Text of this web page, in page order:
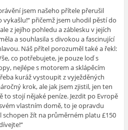
jsem našeho přítele přerušil
vykašlu!“ přičemž jsem uhodil pěstí do
z jejího pohledu a záblesku v jejích
a souhlasila s divokou a fascinující
Náš přítel porozuměl také a řekl:
co potřebujete, je pouze loď s
nejlépe s motorem a sklápěcím
kuráž vystoupit z vyježděných
krok, ale jak jsem zjistil, jen ten
to stojí nějaké peníze. Jezdit po Evropě
vlastním domě, to je opravdu
schopen žít na průměrném platu £150